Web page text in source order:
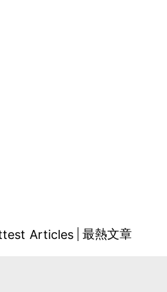
Articles 最熱文章